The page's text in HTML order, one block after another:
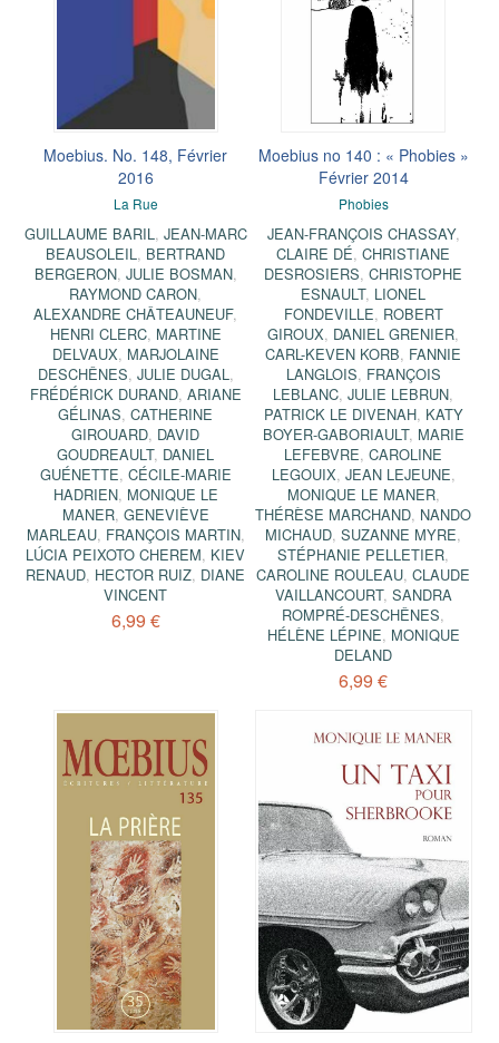
Moebius. No. 148, Février
2016
La Rue
GUILLAUME BARIL, JEAN-MARC
BEAUSOLEIL, BERTRAND
BERGERON, JULIE BOSMAN,
RAYMOND CARON,
ALEXANDRE CHÂTEAUNEUF,
HENRI CLERC, MARTINE
DELVAUX, MARJOLAINE
DESCHÊNES, JULIE DUGAL,
FRÉDÉRICK DURAND, ARIANE
GÉLINAS,CATHERINE
GIROUARD, DAVID
GOUDREAULT, DANIEL
GUÉNETTE, CÉCILE-MARIE
HADRIEN, MONIQUE LE
MANER, GENEVIÈVE
MARLEAU, FRANÇOIS MARTIN,
LÚCIA PEIXOTO CHEREM, KIEV
RENAUD, HECTOR RUIZ, DIANE
VINCENT
6,99 €
Moebius no 140 : « Phobies »
Février 2014
Phobies
JEAN-FRANÇOIS CHASSAY,
CLAIRE DÉ,CHRISTIANE
DESROSIERS,CHRISTOPHE
ESNAULT, LIONEL
FONDEVILLE, ROBERT
GIROUX, DANIEL GRENIER,
CARL-KEVEN KORB, FANNIE
LANGLOIS, FRANÇOIS
LEBLANC,JULIE LEBRUN,
PATRICK LE DIVENAH, KATY
BOYER-GABORIAULT, MARIE
LEFEBVRE,CAROLINE
LEGOUIX, JEAN LEJEUNE,
MONIQUE LE MANER,
THÉRÈSE MARCHAND, NANDO
MICHAUD,SUZANNE MYRE,
STÉPHANIE PELLETIER,
CAROLINE ROULEAU,CLAUDE
VAILLANCOURT, SANDRA
ROMPRÉ-DESCHÊNES,
HÉLÈNE LÉPINE, MONIQUE
DELAND
6,99 €